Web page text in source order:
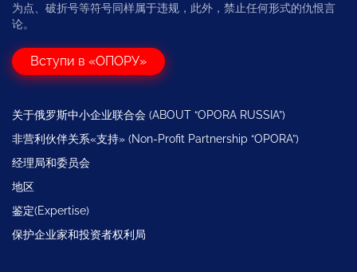
为点、破折号等符号同样属于违规，此外，禁止任何形式的仇恨言
论。
Вступи в «ОПОРУ»
关于俄罗斯中小企业联合会 (ABOUT “OPORA RUSSIA”)
非营利伙伴关系«支持» (Non-Profit Partnership “OPORA”)
经理局和委员会
地区
鉴定(Expertise)
保护企业家和投资者权利局